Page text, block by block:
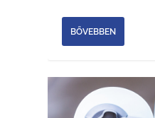
BŐVEBBEN